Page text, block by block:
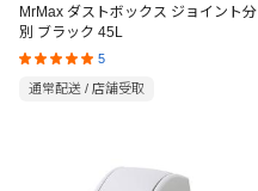
MrMax ダストボックス ジョイント分
別 ブラック 45L
5
通常配送 / 店舗受取